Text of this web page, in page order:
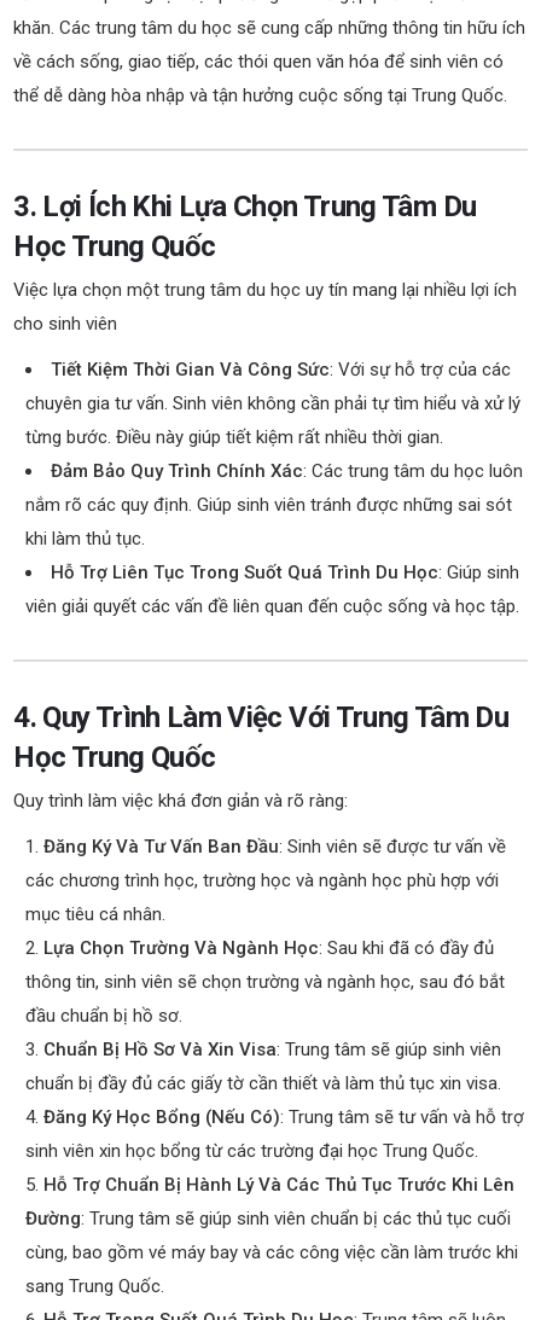
khăn. Các trung tâm du học sẽ cung cấp những thông tin hữu ích
về cách sống, giao tiếp, các thói quen văn hóa để sinh viên có
thể dễ dàng hòa nhập và tận hưởng cuộc sống tại Trung Quốc.
3. Lợi Ích Khi Lựa Chọn Trung Tâm Du
Học Trung Quốc
Việc lựa chọn một trung tâm du học uy tín mang lại nhiều lợi ích
cho sinh viên
Tiết Kiệm Thời Gian Và Công Sức: Với sự hỗ trợ của các
chuyên gia tư vấn. Sinh viên không cần phải tự tìm hiểu và xử lý
từng bước. Điều này giúp tiết kiệm rất nhiều thời gian.
Đảm Bảo Quy Trình Chính Xác: Các trung tâm du học luôn
nắm rõ các quy định. Giúp sinh viên tránh được những sai sót
khi làm thủ tục.
Hỗ Trợ Liên Tục Trong Suốt Quá Trình Du Học: Giúp sinh
viên giải quyết các vấn đề liên quan đến cuộc sống và học tập.
4. Quy Trình Làm Việc Với Trung Tâm Du
Học Trung Quốc
Quy trình làm việc khá đơn giản và rõ ràng:
Đăng Ký Và Tư Vấn Ban Đầu: Sinh viên sẽ được tư vấn về
các chương trình học, trường học và ngành học phù hợp với
mục tiêu cá nhân.
Lựa Chọn Trường Và Ngành Học: Sau khi đã có đầy đủ
thông tin, sinh viên sẽ chọn trường và ngành học, sau đó bắt
đầu chuẩn bị hồ sơ.
Chuẩn Bị Hồ Sơ Và Xin Visa: Trung tâm sẽ giúp sinh viên
chuẩn bị đầy đủ các giấy tờ cần thiết và làm thủ tục xin visa.
Đăng Ký Học Bổng (Nếu Có): Trung tâm sẽ tư vấn và hỗ trợ
sinh viên xin học bổng từ các trường đại học Trung Quốc.
Hỗ Trợ Chuẩn Bị Hành Lý Và Các Thủ Tục Trước Khi Lên
Đường: Trung tâm sẽ giúp sinh viên chuẩn bị các thủ tục cuối
cùng, bao gồm vé máy bay và các công việc cần làm trước khi
sang Trung Quốc.